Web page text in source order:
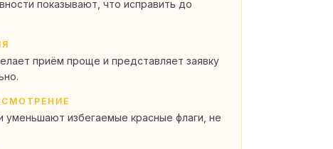
показывают, что исправить до
приём проще и представляет заявку
уменьшают избегаемые красные флаги, не